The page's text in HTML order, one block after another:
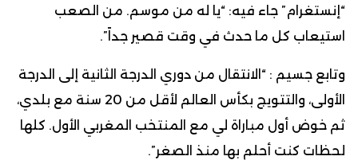
“إنستغرام” جاء فيه: “يا له من موسم. من الصعب
استيعاب كل ما حدث في وقت قصير جداً”.
وتابع جسيم : “الانتقال من دوري الدرجة الثانية إلى الدرجة
الأولى، والتتويج بكأس العالم لأقل من 20 سنة مع بلدي،
ثم خوض أول مباراة لي مع المنتخب المغربي الأول. كلها
لحظات كنت أحلم بها منذ الصغر”.